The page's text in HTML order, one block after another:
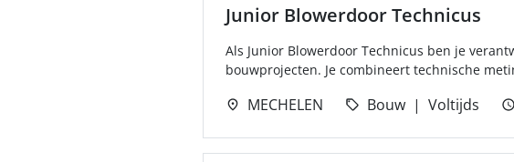
Junior Blowerdoor Technicus
Als Junior Blowerdoor Technicus ben je
bouwprojecten. Je combineert technische
MECHELEN Bouw Voltijds